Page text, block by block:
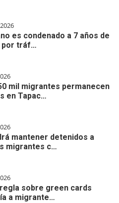
es condenado a 7 años de
por tráf…
mil migrantes permanecen
en Tapac…
mantener detenidos a
migrantes c…
sobre green cards
a migrante…